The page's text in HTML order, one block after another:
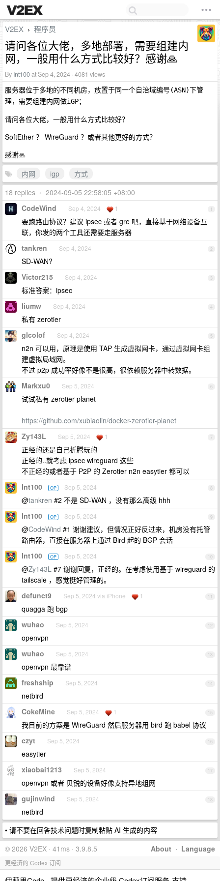
V2EX › 程序员
请问各位大佬，多地部署，需要组建内
网，一般用什么方式比较好？感谢🙏
By Int100at Sep 4, 2024 · 4081 views
服务器位于多地的不同机房，放置于同一个自治域编号(ASN)下管
理，需要组建内网做iGP；
请问各位大佬，一般用什么方式比较好？
SoftEther ？ WireGuard ？或者其他更好的方式？
感谢🙏
内网
igp
方式
18 replies • 2024-09-05 22:58:05 +08:00
1
CodeWind Sep 4, 2024 1
要跑路由协议？建议 ipsec 或者 gre 吧，直接基于网络设备互
联，你发的两个工具还需要走服务器
2
tankren Sep 4, 2024
SD-WAN?
3
Victor215 Sep 4, 2024
标准答案：ipsec
4
liumw Sep 4, 2024
私有 zerotier
5
glcolof Sep 4, 2024
n2n 可以用，原理是使用 TAP 生成虚拟网卡，通过虚拟网卡组
建虚拟局域网。
不过 p2p 成功率好像不是很高，很依赖服务器中转数据。
6
Markxu0 Sep 5, 2024
试试私有 zerotier planet
https://github.com/xubiaolin/docker-zerotier-planet
7
Zy143L Sep 5, 2024 1
正经的还是自己折腾玩的
正经的..就考虑 ipsec wireguard 这些
不正经的或者基于 P2P 的 Zerotier n2n easytier 都可以
8
Int100 OP Sep 5, 2024
@tankren #2 不是 SD-WAN ，没有那么高级 hhh
9
Int100 OP Sep 5, 2024
@CodeWind #1 谢谢建议，但情况正好反过来，机房没有托管
路由器，直接在服务器上通过 Bird 起的 BGP 会话
10
Int100 OP Sep 5, 2024
@Zy143L #7 谢谢回复，正经的。在考虑使用基于 wireguard 的
tailscale ，感觉挺好管理的。
11
defunct9 Sep 5, 2024 via iPhone 1
quagga 跑 bgp
12
wuhao Sep 5, 2024
openvpn
13
wuhao Sep 5, 2024
openvpn 最靠谱
14
freshship Sep 5, 2024
netbird
15
CokeMine Sep 5, 2024 1
我目前的方案是 WireGuard 然后服务器用 bird 跑 babel 协议
16
czyt Sep 5, 2024
easytier
17
xiaobai1213 Sep 5, 2024
openvpn 或者 贝锐的设备好像支持异地组网
18
gujinwind Sep 5, 2024
netbird
• 请不要在回答技术问题时复制粘贴 AI 生成的内容
About · Language
© 2026 V2EX · 41ms · 3.9.8.5
更经济的 Codex 订阅